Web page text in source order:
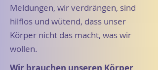
Meldungen, wir verdrängen, sind
hilflos und wütend, dass unser
Körper nicht das macht, was wir
wollen.